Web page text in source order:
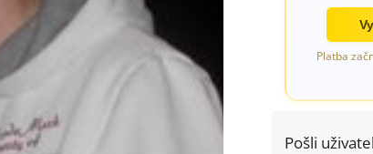
Platba
Pošli